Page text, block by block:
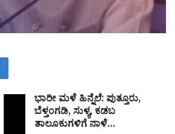
ಭಾರೀ ಮಳೆ ಹಿನ್ನೆಲೆ: ಪುತ್ತೂರು,
ಬೆಳ್ತಂಗಡಿ, ಸುಳ್ಯ, ಕಡಬ
ತಾಲೂಕುಗಳಿಗೆ ನಾಳೆ…